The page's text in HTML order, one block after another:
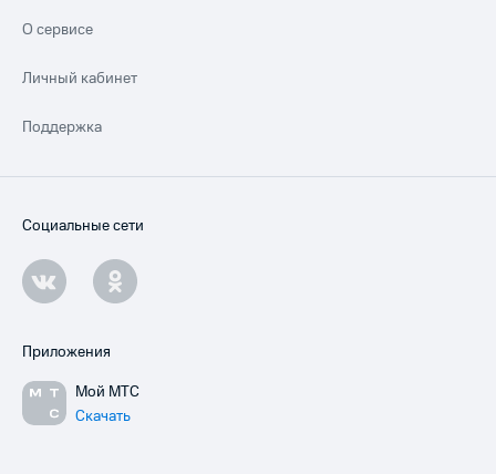
О сервисе
Личный кабинет
Поддержка
Социальные сети
Приложения
Мой МТС
Скачать